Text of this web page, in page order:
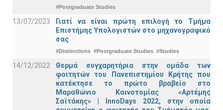
#Postgraduate Studies
13/07/2023
Γιατί να είναι πρώτη επιλογή το Τμήμα
Επιστήμης Υπολογιστών στο μηχανογραφικό
σας
#Distinctions #Postgraduate Studies #Studies
14/12/2022
Θερμά συγχαρητήρια στην ομάδα των
φοιτητών του Πανεπιστημίου Κρήτης που
κατέκτησε το πρώτο βραβείο στο
Μαραθώνιο Καινοτομίας «Αρτέμης
Σαϊτάκης» | InnoDays 2022, στην οποία